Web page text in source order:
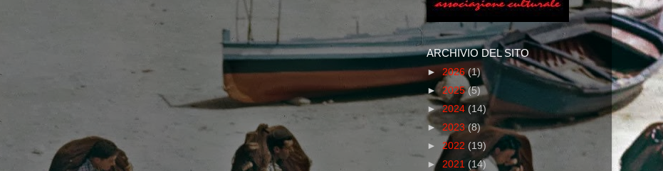
ARCHIVIO DEL SITO
►2026(1)
►2025 (5)
►2024 (14)
►2023 (8)
► 2022 (19)
► 2021 (14)